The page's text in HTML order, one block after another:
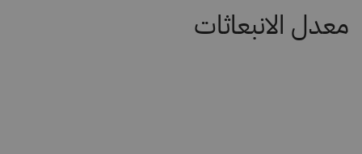
معدل الانبعاثات